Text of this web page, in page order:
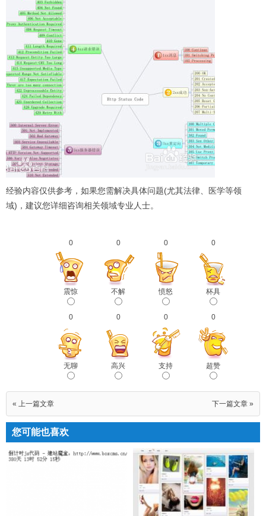
经验内容仅供参考，如果您需解决具体问题(尤其法律、医学等领
域)，建议您详细咨询相关领域专业人士。
0
震惊
0
不解
0
愤怒
0
杯具
0
无聊
0
高兴
0
支持
0
超赞
« 上一篇文章 下一篇文章 »
您可能也喜欢